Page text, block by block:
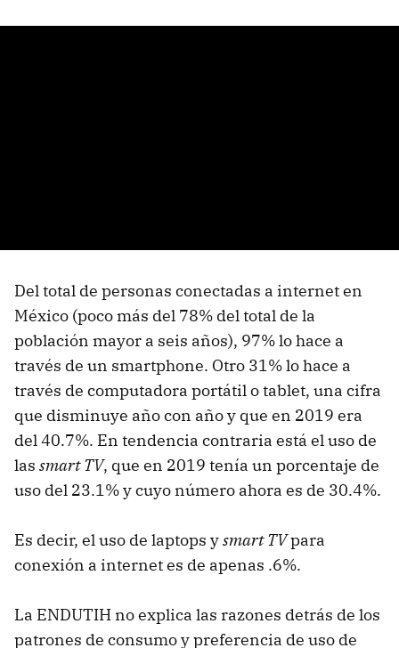
Del total de personas conectadas a internet en
México (poco más del 78% del total de la
población mayor a seis años), 97% lo hace a
través de un smartphone. Otro 31% lo hace a
través de computadora portátil o tablet, una cifra
que disminuye año con año y que en 2019 era
del 40.7%. En tendencia contraria está el uso de
las smart TV, que en 2019 tenía un porcentaje de
uso del 23.1% y cuyo número ahora es de 30.4%.
Es decir, el uso de laptops ysmart TVpara
conexión a internet es de apenas .6%.
La ENDUTIH no explica las razones detrás de los
patrones de consumo y preferencia de uso de